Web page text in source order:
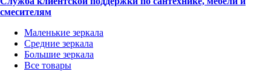
смесителям
Маленькие зеркала
Средние зеркала
Большие зеркала
Все товары